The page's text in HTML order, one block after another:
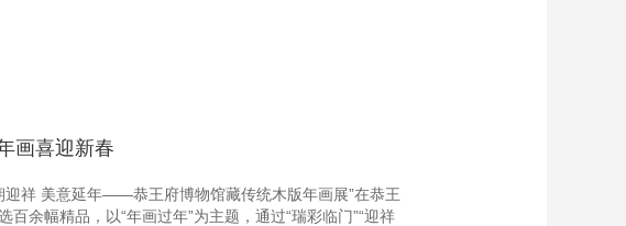
画喜迎新春
迎祥 美意延年——恭王府博物馆藏传统木版年画展”在恭王
余幅精品，以“年画过年”为主题，通过“瑞彩临门”“迎祥